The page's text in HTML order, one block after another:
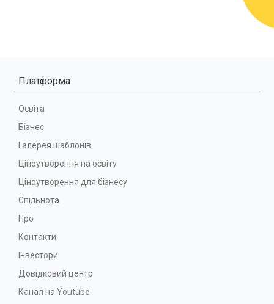
Платформа
Освіта
Бізнес
Галерея шаблонів
Ціноутворення на освіту
Ціноутворення для бізнесу
Спільнота
Про
Контакти
Інвестори
Довідковий центр
Канал на Youtube